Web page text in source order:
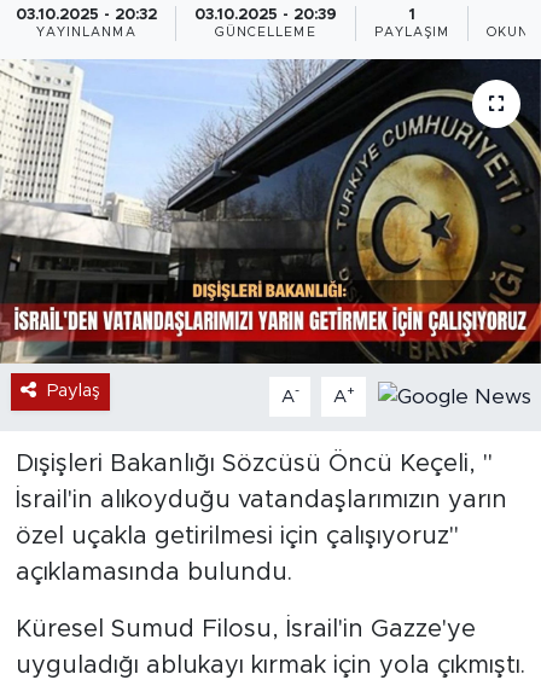
03.10.2025 - 20:32
YAYINLANMA
03.10.2025 - 20:39
GÜNCELLEME
1
PAYLAŞIM
Paylaş A- A+
Dışişleri Bakanlığı Sözcüsü Öncü Keçeli, "
İsrail'in alıkoyduğu vatandaşlarımızın yarın
özel uçakla getirilmesi için çalışıyoruz"
açıklamasında bulundu.
Küresel Sumud Filosu, İsrail'in Gazze'ye
uyguladığı ablukayı kırmak için yola çıkmıştı.